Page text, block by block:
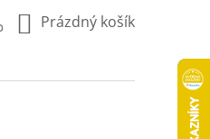
NÁKUPNÍ
Prázdný košík